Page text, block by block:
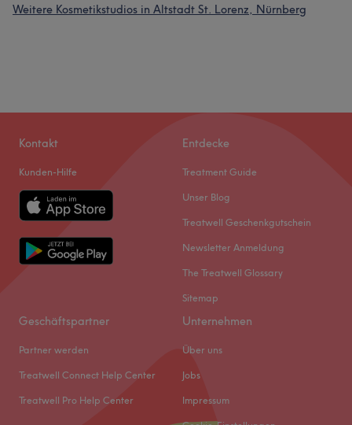
Weitere Kosmetikstudios in Altstadt St. Lorenz, Nürnberg
Kontakt
Kunden-Hilfe
Entdecke
Treatment Guide
Unser Blog
Treatwell Geschenkgutschein
Newsletter Anmeldung
The Treatwell Glossary
Sitemap
Geschäftspartner
Partner werden
Treatwell Connect Help Center
Treatwell Pro Help Center
Unternehmen
Über uns
Jobs
Impressum